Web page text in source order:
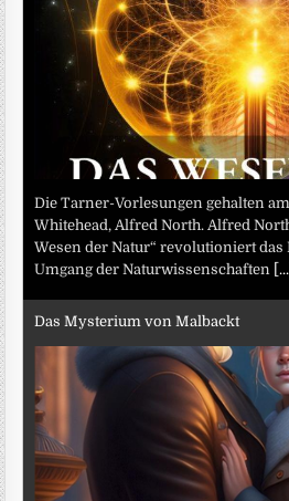
Die Tarner-Vorlesungen gehalten
Whitehead, Alfred North. Alfred
Wesen der Natur“ revolutioniert das
Umgang der Naturwissenschaften [...]
Das Mysterium von Malbackt